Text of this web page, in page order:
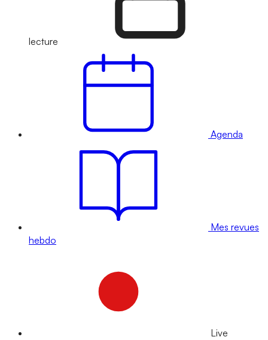
lecture
Agenda
Mes revues
hebdo
Live